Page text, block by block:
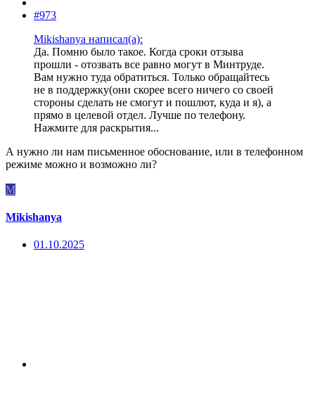
#973
Mikishanya написал(а):
Да. Помню было такое. Когда сроки отзыва
прошли - отозвать все равно могут в Минтруде.
Вам нужно туда обратиться. Только обращайтесь
не в поддержку(они скорее всего ничего со своей
стороны сделать не смогут и пошлют, куда и я), а
прямо в целевой отдел. Лучше по телефону.
Нажмите для раскрытия...
А нужно ли нам письменное обоснование, или в телефонном
режиме можно и возможно ли?
M
Mikishanya
01.10.2025